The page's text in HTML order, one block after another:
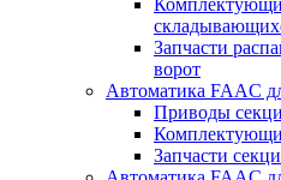
Запчасти
ворот
Автоматика FAAC
Приводы
Запчасти